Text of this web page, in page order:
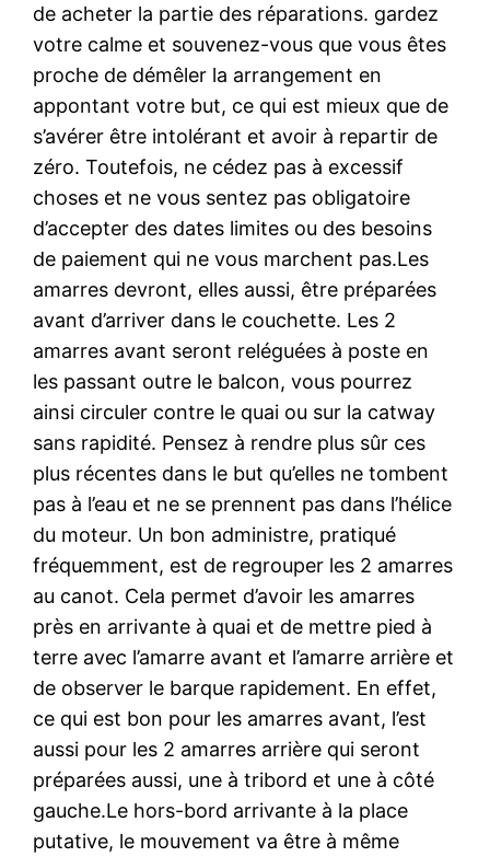
de acheter la partie des réparations. gardez
votre calme et souvenez-vous que vous êtes
proche de démêler la arrangement en
appontant votre but, ce qui est mieux que de
s’avérer être intolérant et avoir à repartir de
zéro. Toutefois, ne cédez pas à excessif
choses et ne vous sentez pas obligatoire
d’accepter des dates limites ou des besoins
de paiement qui ne vous marchent pas.Les
amarres devront, elles aussi, être préparées
avant d’arriver dans le couchette. Les 2
amarres avant seront reléguées à poste en
les passant outre le balcon, vous pourrez
ainsi circuler contre le quai ou sur la catway
sans rapidité. Pensez à rendre plus sûr ces
plus récentes dans le but qu’elles ne tombent
pas à l’eau et ne se prennent pas dans l’hélice
du moteur. Un bon administre, pratiqué
fréquemment, est de regrouper les 2 amarres
au canot. Cela permet d’avoir les amarres
près en arrivante à quai et de mettre pied à
terre avec l’amarre avant et l’amarre arrière et
de observer le barque rapidement. En effet,
ce qui est bon pour les amarres avant, l’est
aussi pour les 2 amarres arrière qui seront
préparées aussi, une à tribord et une à côté
gauche.Le hors-bord arrivante à la place
putative, le mouvement va être à même